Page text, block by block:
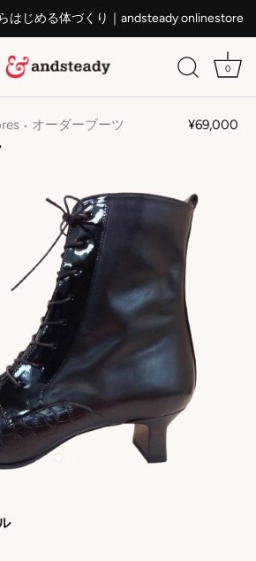
はじめる体づくり｜andsteady onlinestore
0
• オーダーブーツ ¥69,000